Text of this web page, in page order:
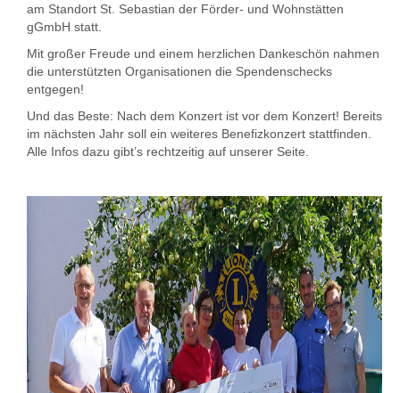
am Standort St. Sebastian der Förder- und Wohnstätten
gGmbH statt.
Mit großer Freude und einem herzlichen Dankeschön nahmen
die unterstützten Organisationen die Spendenschecks
entgegen!
Und das Beste: Nach dem Konzert ist vor dem Konzert! Bereits
im nächsten Jahr soll ein weiteres Benefizkonzert stattfinden.
Alle Infos dazu gibt’s rechtzeitig auf unserer Seite.